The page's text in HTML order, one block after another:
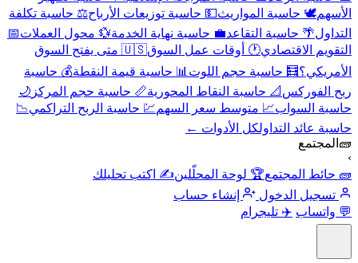
الأسهم🕊️ حاسبة المواريث💵 حاسبة توزيعات الأرباح⚖️ حاسبة تكلفة
التداول🌴 حاسبة التقاعد💼 حاسبة نهاية الخدمة💱 محول العملات📅
التقويم الاقتصادي🕐 أوقات عمل السوق
🇺🇸 متى يفتح السوق
الأمريكي؟🧮 حاسبة حجم اللوت 📊 حاسبة قيمة النقطة💰 حاسبة
ربح الفوركس 📐 حاسبة النقاط المحورية📏 حاسبة حجم المركز 🌙
حاسبة السواب📈 متوسط سعر السهم💹 حاسبة الربح التراكمي📉
حاسبة عائد التداولكل الأدوات ←
🧱 المجتمع
›
🧱 حائط المجتمع🏆 لوحة المحلّلين✍️ اكتب تحليلك
تسجيل الدخول
إنشاء حساب
💬 واتساب ✈️ تليجرام